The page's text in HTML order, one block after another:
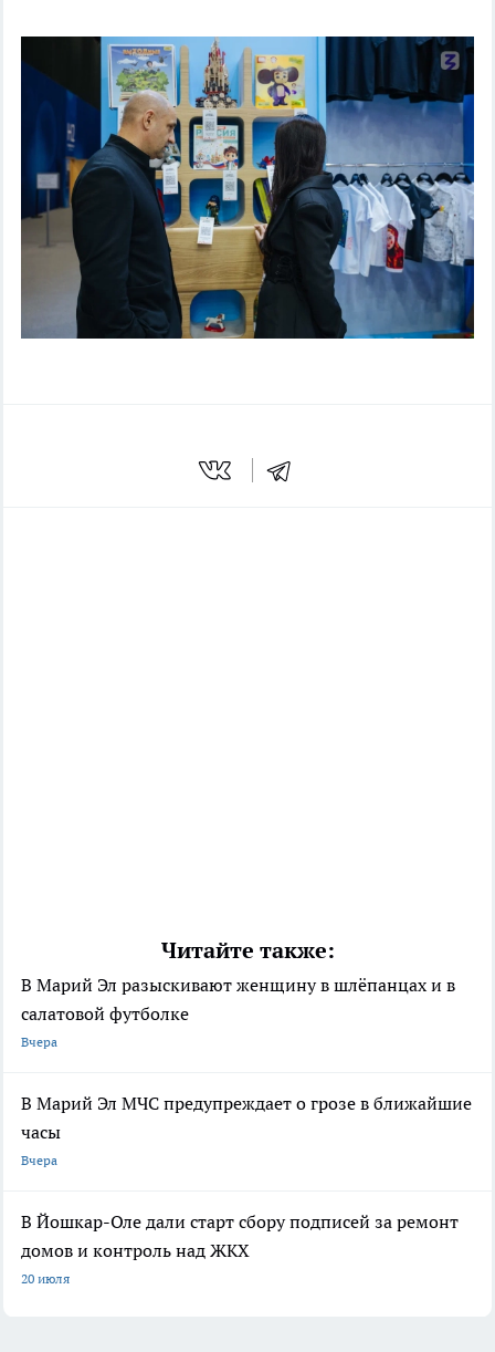
Читайте также:
В Марий Эл разыскивают женщину в шлёпанцах и в
салатовой футболке
Вчера
В Марий Эл МЧС предупреждает о грозе в ближайшие
часы
Вчера
В Йошкар-Оле дали старт сбору подписей за ремонт
домов и контроль над ЖКХ
20 июля